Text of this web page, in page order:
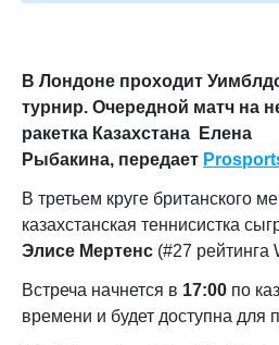
В Лондоне проходит
турнир. Очередной матч на
ракетка Казахстана Елена
Рыбакина, передает
В третьем круге британского
казахстанская теннисистка
Элисе Мертенс (#27 рейтинга
Встреча начнется в 17:00 по
времени и будет доступна для